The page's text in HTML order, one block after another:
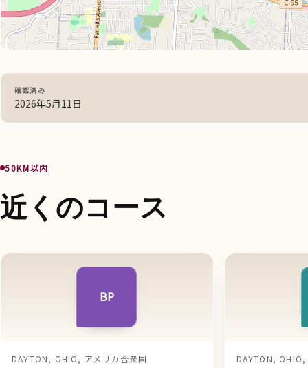
確認済み
2026年5月11日
50KM以内
近くのコース
BP
DAYTON, OHIO, アメリカ合衆国 DAYTON,